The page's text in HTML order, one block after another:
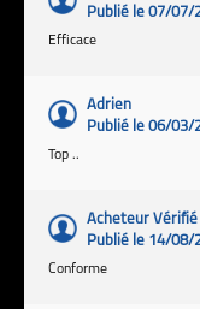
Publié le 07/07/
Efficace
Adrien
Publié le 06/03/
Top ..
Acheteur Vérifié
Publié le 14/08/
Conforme